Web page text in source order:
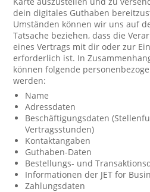
dein digitales Guthaben
Umständen können wir uns auf
Tatsache beziehen, dass die
eines Vertrags mit dir oder zur
erforderlich ist. In
können folgende
werden:
Name
Adressdaten
Beschäftigungsdaten
Vertragsstunden)
Kontaktangaben
Guthaben-Daten
Bestellungs- und
Informationen der JET for
Zahlungsdaten